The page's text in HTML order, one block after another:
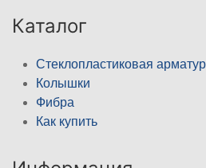
Каталог
Стеклопластиковая
Колышки
Фибра
Как купить